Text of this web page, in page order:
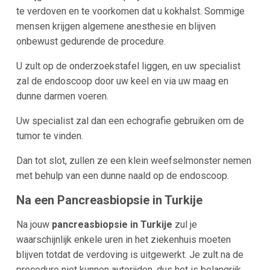
te verdoven en te voorkomen dat u kokhalst. Sommige
mensen krijgen algemene anesthesie en blijven
onbewust gedurende de procedure.
U zult op de onderzoekstafel liggen, en uw specialist
zal de endoscoop door uw keel en via uw maag en
dunne darmen voeren.
Uw specialist zal dan een echografie gebruiken om de
tumor te vinden.
Dan tot slot, zullen ze een klein weefselmonster nemen
met behulp van een dunne naald op de endoscoop.
Na een Pancreasbiopsie in Turkije
Na jouw pancreasbiopsie in Turkije zul je
waarschijnlijk enkele uren in het ziekenhuis moeten
blijven totdat de verdoving is uitgewerkt. Je zult na de